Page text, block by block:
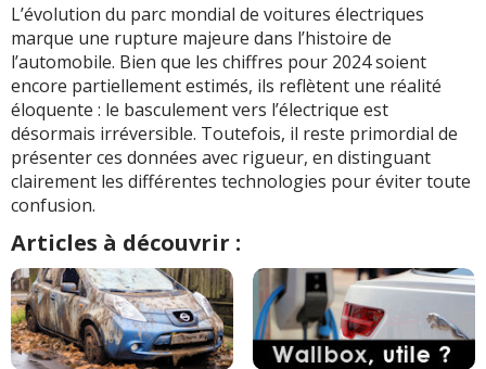
L’évolution du parc mondial de voitures électriques
marque une rupture majeure dans l’histoire de
l’automobile. Bien que les chiffres pour 2024 soient
encore partiellement estimés, ils reflètent une réalité
éloquente : le basculement vers l’électrique est
désormais irréversible. Toutefois, il reste primordial de
présenter ces données avec rigueur, en distinguant
clairement les différentes technologies pour éviter toute
confusion.
Articles à découvrir :